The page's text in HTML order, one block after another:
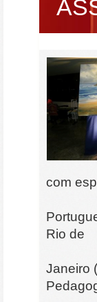
com
Rio de
Janeiro